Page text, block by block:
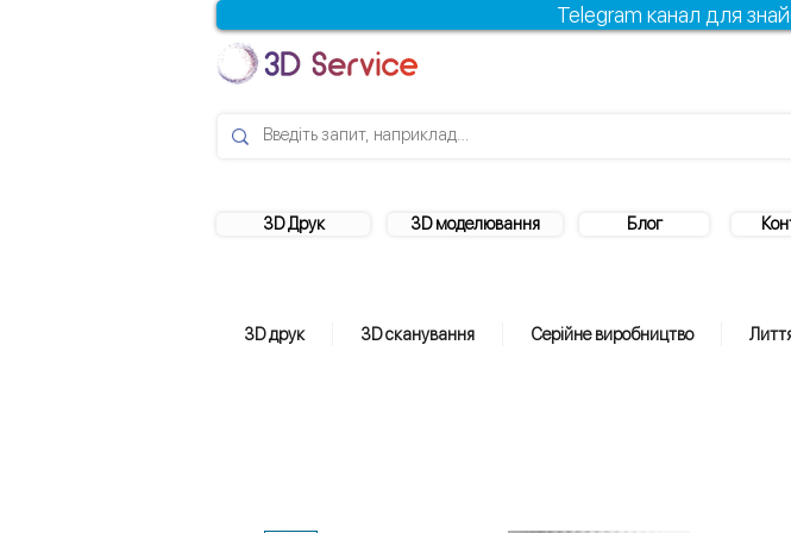
Telegram канал для
3D Друк 3D моделювання Блог
3D друк 3D сканування Серійне виробництво